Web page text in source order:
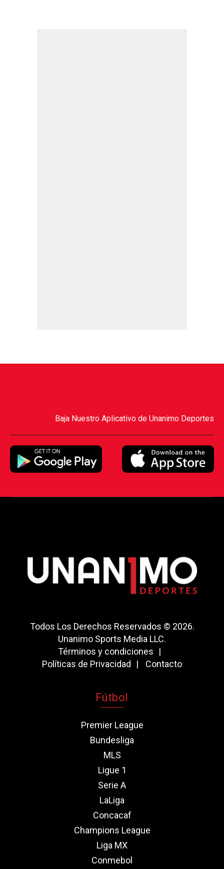
Baja Nuestro Aplicativo de Unanimo Deportes
Todos Los Derechos Reservados © 2026.
Unanimo Sports Media LLC.
Términos y condiciones
Políticas de Privacidad
Contacto
Fútbol
Premier League
Bundesliga
MLS
Ligue 1
Serie A
LaLiga
Concacaf
Champions League
Liga MX
Conmebol